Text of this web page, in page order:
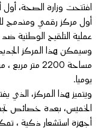
افتتحت وزارة الصحة، أول
أول مركز رقمي ومندمج
عملية التلقيح الوطنية
وسيمكن هذا المركز
مساحة 2200
يوميا.
ويتميز هذا المركز، الذي
الخميس، بعدة خصائص
أجهزة استشعار ذكية ،